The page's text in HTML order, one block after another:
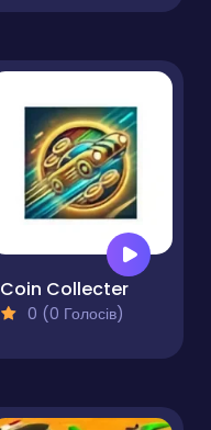
Coin Collecter
0 (0 Голосів)